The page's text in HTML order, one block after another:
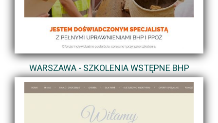
WARSZAWA - SZKOLENIA WSTĘPNE BHP